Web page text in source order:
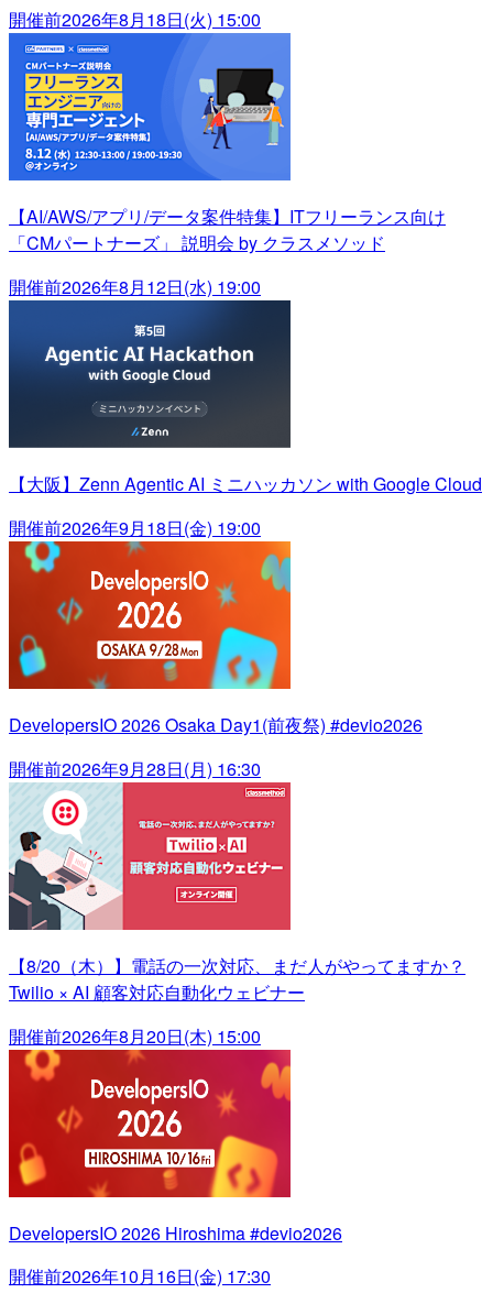
開催前2026年8月18日(火) 15:00
【AI/AWS/アプリ/データ案件特集】ITフリーランス向け
「CMパートナーズ」 説明会 by クラスメソッド
開催前2026年8月12日(水) 19:00
【大阪】Zenn Agentic AI ミニハッカソン with Google Cloud
開催前2026年9月18日(金) 19:00
DevelopersIO 2026 Osaka Day1(前夜祭) #devio2026
開催前2026年9月28日(月) 16:30
【8/20（木）】電話の一次対応、まだ人がやってますか？
Twilio × AI 顧客対応自動化ウェビナー
開催前2026年8月20日(木) 15:00
DevelopersIO 2026 Hiroshima #devio2026
開催前2026年10月16日(金) 17:30